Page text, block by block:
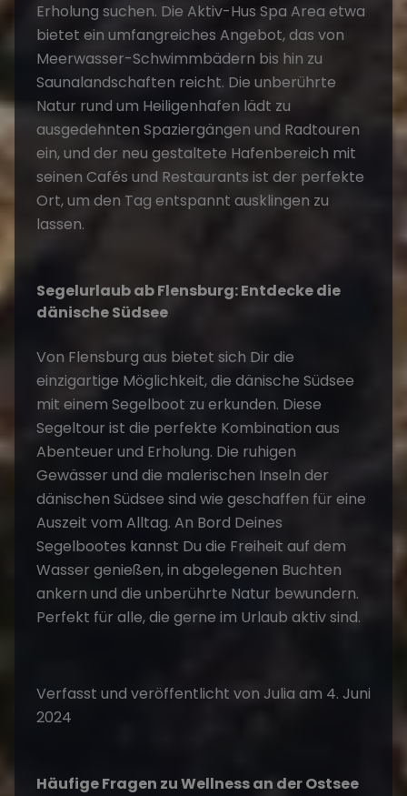
Erholung suchen. Die Aktiv-Hus Spa Area etwa
bietet ein umfangreiches Angebot, das von
Meerwasser-Schwimmbädern bis hin zu
Saunalandschaften reicht. Die unberührte
Natur rund um Heiligenhafen lädt zu
ausgedehnten Spaziergängen und Radtouren
ein, und der neu gestaltete Hafenbereich mit
seinen Cafés und Restaurants ist der perfekte
Ort, um den Tag entspannt ausklingen zu
lassen.
Segelurlaub ab Flensburg: Entdecke die
dänische Südsee
Von Flensburg aus bietet sich Dir die
einzigartige Möglichkeit, die dänische Südsee
mit einem Segelboot zu erkunden. Diese
Segeltour ist die perfekte Kombination aus
Abenteuer und Erholung. Die ruhigen
Gewässer und die malerischen Inseln der
dänischen Südsee sind wie geschaffen für eine
Auszeit vom Alltag. An Bord Deines
Segelbootes kannst Du die Freiheit auf dem
Wasser genießen, in abgelegenen Buchten
ankern und die unberührte Natur bewundern.
Perfekt für alle, die gerne im Urlaub aktiv sind.
Verfasst und veröffentlicht von Julia am 4. Juni
2024
Häufige Fragen zu Wellness an der Ostsee